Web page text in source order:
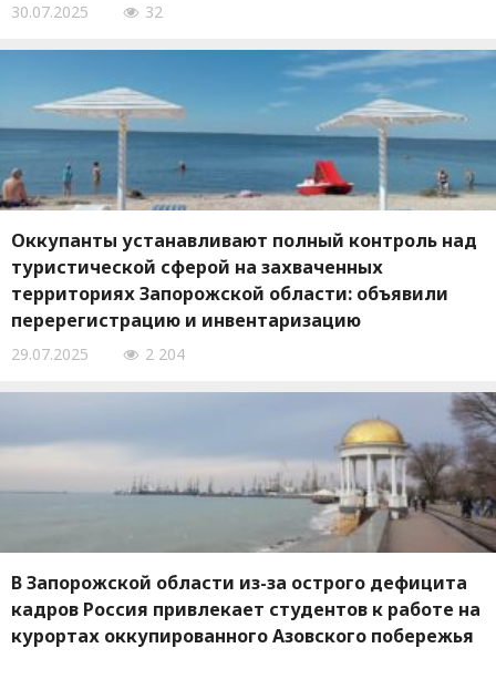
30.07.2025 32
Оккупанты устанавливают полный контроль над
туристической сферой на захваченных
территориях Запорожской области: объявили
перерегистрацию и инвентаризацию
29.07.2025 2 204
В Запорожской области из-за острого дефицита
кадров Россия привлекает студентов к работе на
курортах оккупированного Азовского побережья